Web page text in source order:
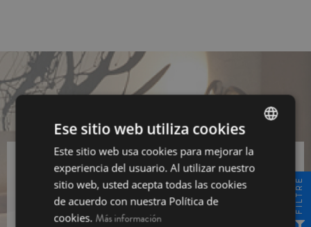
Subscriu-te a la nostra Newsletter i
aconsegueix un10% de descompte FILTRE
SPANISH
INGLÉS
Ese sitio web utiliza cookies
Este sitio web usa cookies para mejorar la
experiencia del usuario. Al utilizar nuestro
sitio web, usted acepta todas las cookies
de acuerdo con nuestra Política de
cookies. Más información